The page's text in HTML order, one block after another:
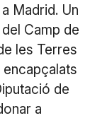
Madrid. Un
Camp de
les Terres
de
a